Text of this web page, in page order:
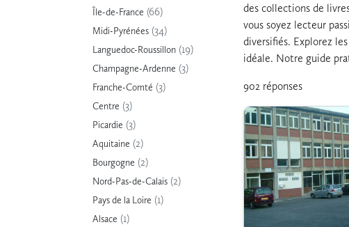
Île-de-France (66)
Midi-Pyrénées (34)
Languedoc-Roussillon (19)
Champagne-Ardenne (3)
Franche-Comté (3)
Centre (3)
Picardie (3)
Aquitaine (2)
Bourgogne (2)
Nord-Pas-de-Calais (2)
Pays de la Loire (1)
Alsace (1)
des collections de
vous soyez lecteur
diversifiés. Explorez
idéale. Notre guide
902 réponses